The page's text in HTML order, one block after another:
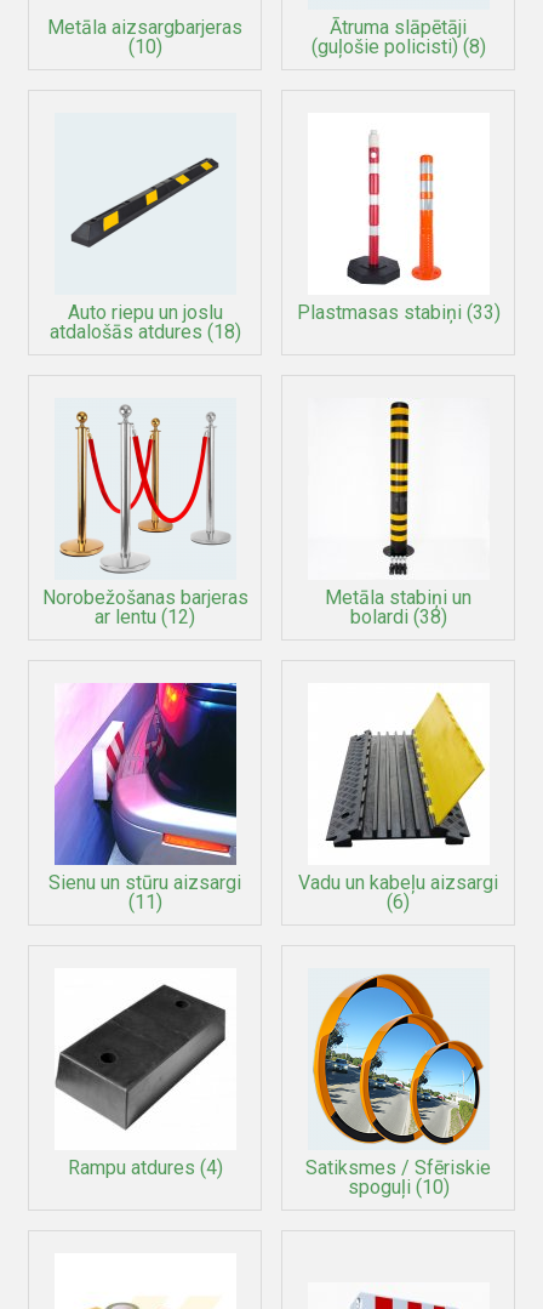
Metāla aizsargbarjeras
(10)
Ātruma slāpētāji
(guļošie policisti) (8)
Auto riepu un joslu
atdalošās atdures (18)
Plastmasas stabiņi (33)
Norobežošanas barjeras
ar lentu (12)
Metāla stabiņi un
bolardi (38)
Sienu un stūru aizsargi
(11)
Vadu un kabeļu aizsargi
(6)
Rampu atdures (4)
Satiksmes / Sfēriskie
spoguļi (10)